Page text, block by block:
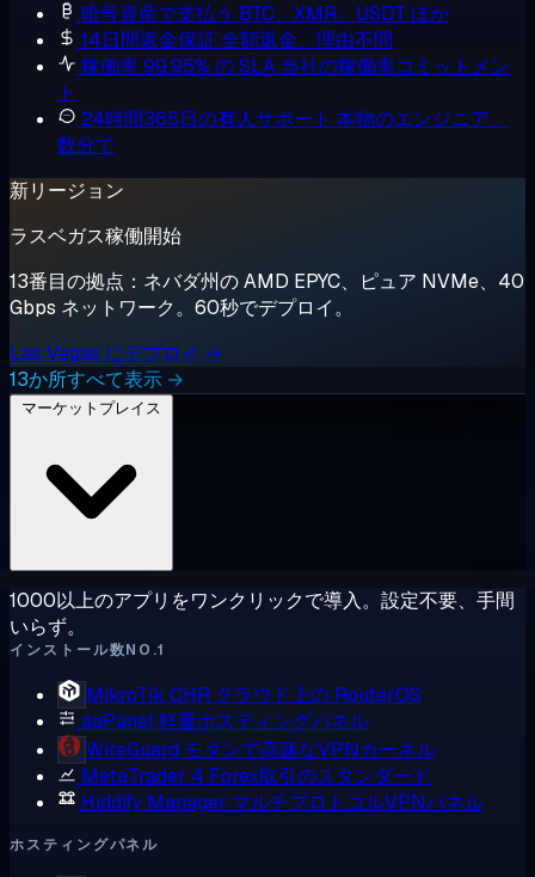
暗号資産で支払う BTC、XMR、USDT ほか
14日間返金保証 全額返金、理由不問
稼働率 99.95% の SLA 当社の稼働率コミットメン
ト
24時間365日の有人サポート 本物のエンジニア、
数分で
新リージョン
ラスベガス稼働開始
13番目の拠点：ネバダ州の AMD EPYC、ピュア NVMe、40
Gbps ネットワーク。60秒でデプロイ。
Las Vegas にデプロイ →
13か所すべて表示 →
1000以上のアプリをワンクリックで導入。設定不要、手間
いらず。
インストール数NO.1
MikroTik CHR クラウド上の RouterOS
aaPanel軽量ホスティングパネル
WireGuard モダンで高速なVPNカーネル
MetaTrader 4 Forex取引のスタンダード
Hiddify Manager マルチプロトコルVPNパネル
ホスティングパネル